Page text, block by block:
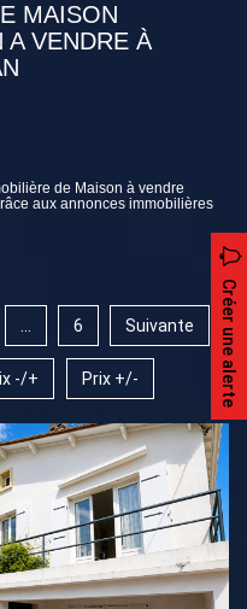
MAISON
A VENDRE À
de Maison à vendre
aux annonces immobilières
Créer une alerte
6 Suivante
-/+ Prix +/-